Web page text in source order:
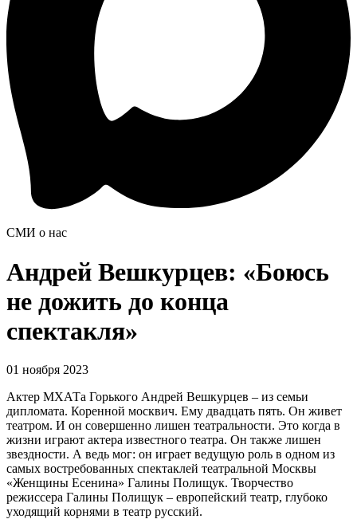
СМИ о нас
Андрей Вешкурцев: «Боюсь
не дожить до конца
спектакля»
01 ноября 2023
Актер МХАТа Горького Андрей Вешкурцев – из семьи
дипломата. Коренной москвич. Ему двадцать пять. Он живет
театром. И он совершенно лишен театральности. Это когда в
жизни играют актера известного театра. Он также лишен
звездности. А ведь мог: он играет ведущую роль в одном из
самых востребованных спектаклей театральной Москвы
«Женщины Есенина» Галины Полищук. Творчество
режиссера Галины Полищук – европейский театр, глубоко
уходящий корнями в театр русский.